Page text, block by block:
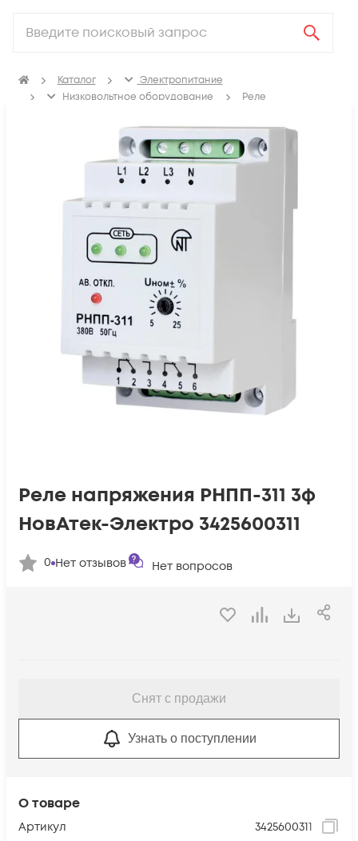
Каталог
Электропитание
Низковольтное оборудование
Реле
О товаре
Артикул
3425600311
Реле напряжения РНПП-311 3ф
НовАтек-Электро 3425600311
0 Нет отзывов Нет вопросов
Снят с продажи
Узнать о поступлении